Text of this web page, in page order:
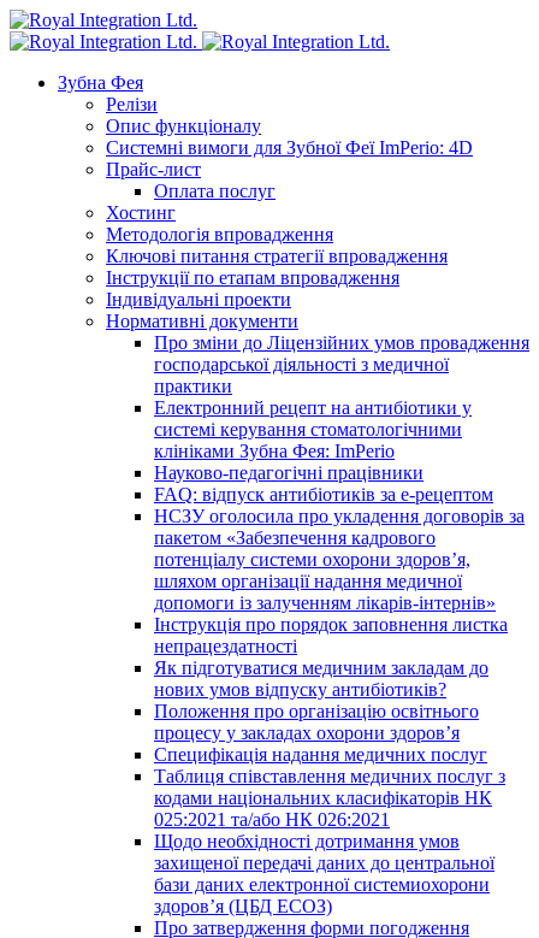
Зубна Фея
Релізи
Опис функціоналу
Системні вимоги для Зубної Феї ImPerio: 4D
Прайс-лист
Оплата послуг
Хостинг
Методологія впровадження
Ключові питання стратегії впровадження
Інструкції по етапам впровадження
Індивідуальні проекти
Нормативні документи
Про зміни до Ліцензійних умов провадження
господарської діяльності з медичної
практики
Електронний рецепт на антибіотики у
системі керування стоматологічними
клініками Зубна Фея: ImPerio
Науково-педагогічні працівники
FAQ: відпуск антибіотиків за е-рецептом
НСЗУ оголосила про укладення договорів за
пакетом «Забезпечення кадрового
потенціалу системи охорони здоров’я,
шляхом організації надання медичної
допомоги із залученням лікарів-інтернів»
Інструкція про порядок заповнення листка
непрацездатності
Як підготуватися медичним закладам до
нових умов відпуску антибіотиків?
Положення про організацію освітнього
процесу у закладах охорони здоров’я
Специфікація надання медичних послуг
Таблиця співставлення медичних послуг з
кодами національних класифікаторів НК
025:2021 та/або НК 026:2021
Щодо необхідності дотримання умов
захищеної передачі даних до центральної
бази даних електронної системиохорони
здоров’я (ЦБД ЕСОЗ)
Про затвердження форми погодження